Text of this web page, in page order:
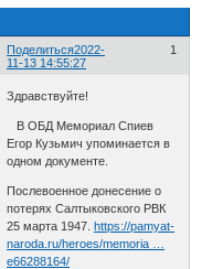
Поделиться 1
2022-
11-13 14:55:27
Здравствуйте!
В ОБД Мемориал Спиев
Егор Кузьмич упоминается в
одном документе.
Послевоенное донесение о
потерях Салтыковского РВК
25 марта 1947.https://pamyat-
naroda.ru/heroes/memoria …
e66288164/